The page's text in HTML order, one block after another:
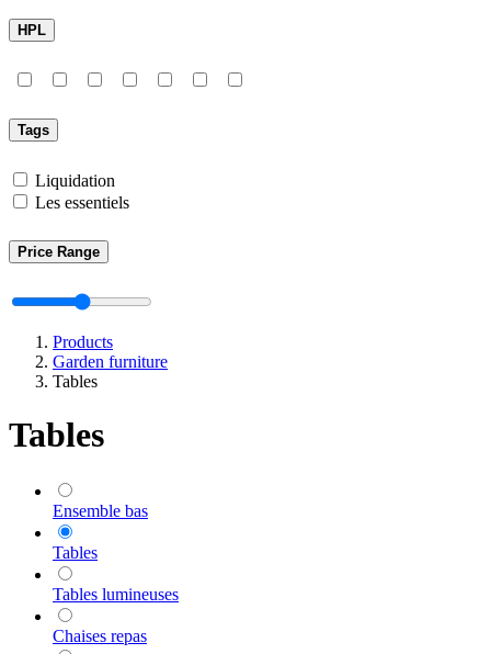
HPL
Tags
Liquidation
Les essentiels
Price Range
Products
Garden furniture
Tables
Tables
Ensemble bas
Tables
Tables lumineuses
Chaises repas